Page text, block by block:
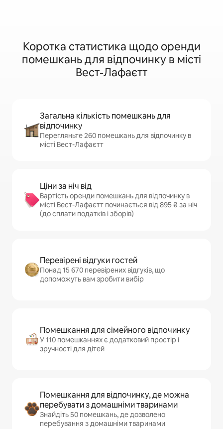
Коротка статистика щодо оренди
помешкань для відпочинку в місті
Вест-Лафаєтт
Загальна кількість помешкань для
відпочинку
Перегляньте 260 помешкань для відпочинку в
місті Вест-Лафаєтт
Ціни за ніч від
Вартість оренди помешкань для відпочинку в
місті Вест-Лафаєтт починається від 895 ₴ за ніч
(до сплати податків і зборів)
Перевірені відгуки гостей
Понад 15 670 перевірених відгуків, що
допоможуть вам зробити вибір
Помешкання для сімейного відпочинку
У 110 помешканнях є додатковий простір і
зручності для дітей
Помешкання для відпочинку, де можна
перебувати з домашніми тваринами
Знайдіть 50 помешкань, де дозволено
перебування з домашніми тваринами